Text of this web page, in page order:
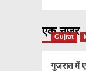
एक नज़र
Gujrat
गुजरात में